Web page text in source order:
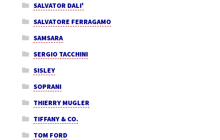
SALVATOR DALI'
SALVATORE FERRAGAMO
SAMSARA
SERGIO TACCHINI
SISLEY
SOPRANI
THIERRY MUGLER
TIFFANY & CO.
TOM FORD